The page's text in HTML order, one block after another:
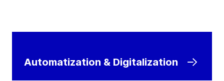
Automatization & Digitalization